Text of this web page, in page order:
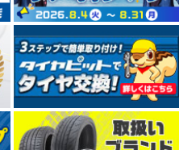
ヤメーカーDUNLOP（ダンロップ）。 1
ゴム製品の製造を開始し、1913年には日
車用タイヤを製造しました。 ハイドロプ
の解明や新技術の開発など、 常に利用者
るために惜しみない努力を傾注していま
4.49
ン